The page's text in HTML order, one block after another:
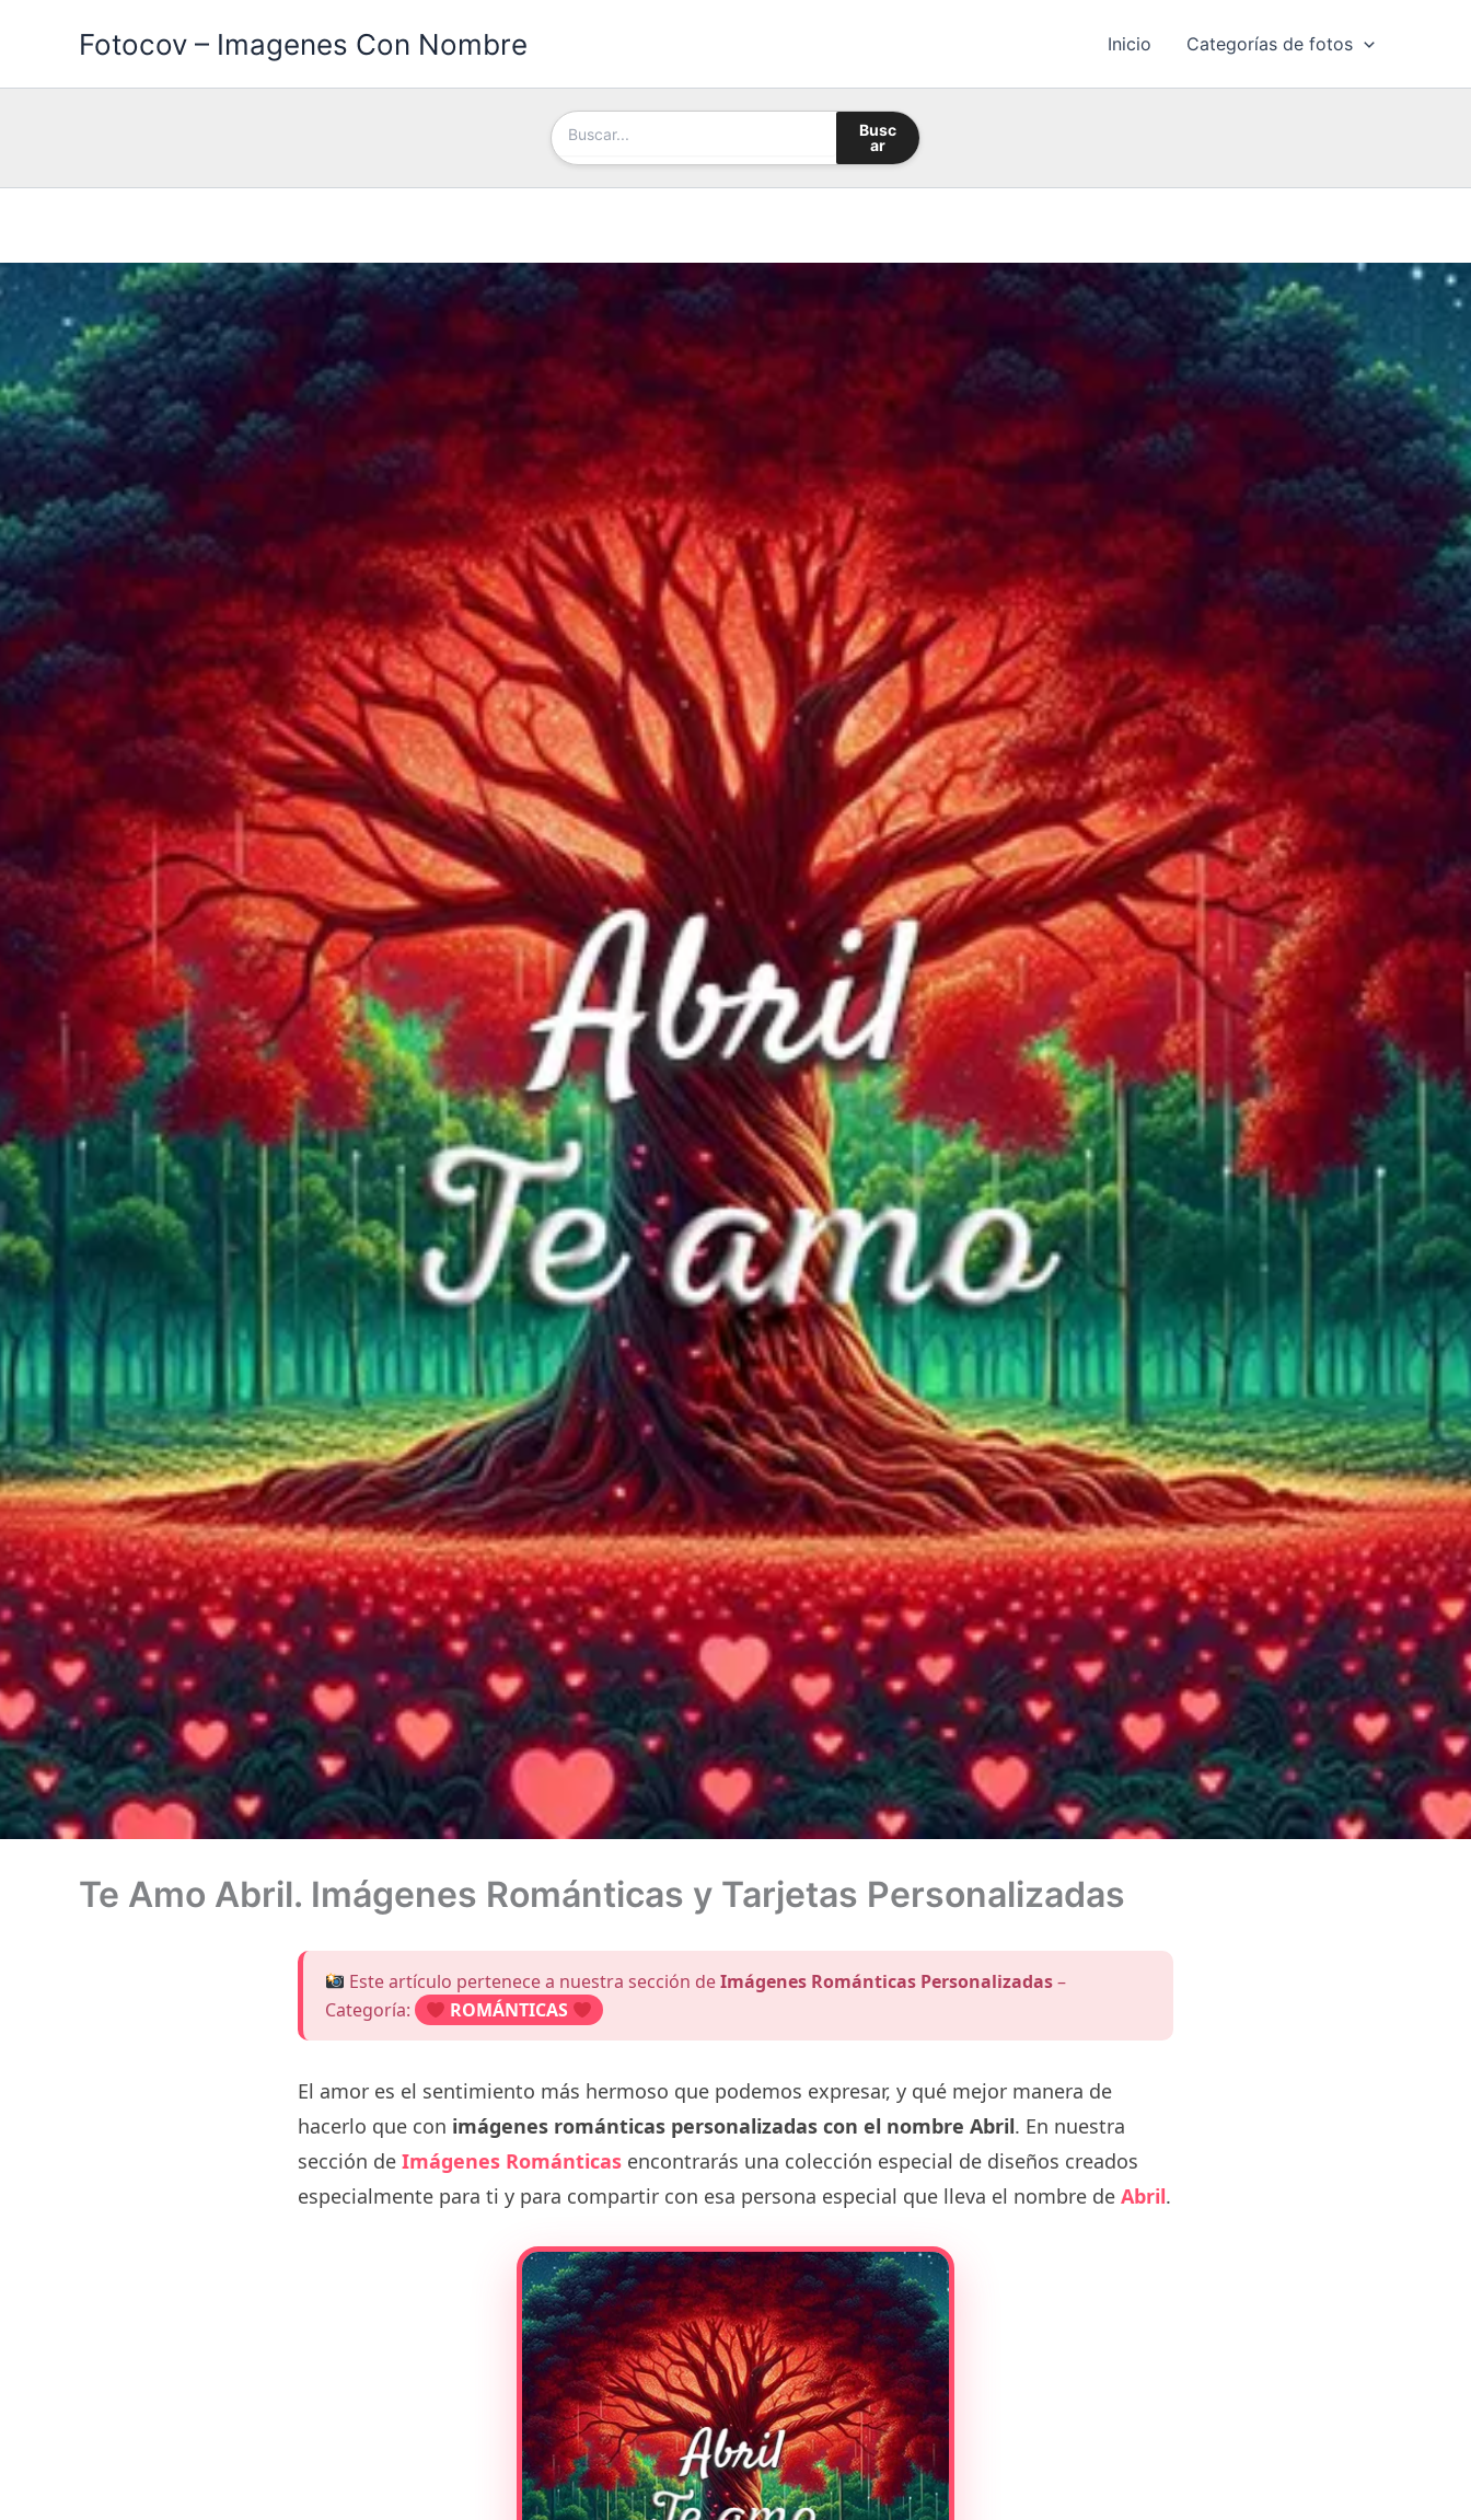
Fotocov – Imagenes Con Nombre Inicio Categorías de fotos
Busc
ar
Te Amo Abril. Imágenes Románticas y Tarjetas Personalizadas
Este artículo pertenece a nuestra sección deImágenes Románticas Personalizadas–
Categoría:
ROMÁNTICAS
El amor es el sentimiento más hermoso que podemos expresar, y qué mejor manera de
hacerlo que con imágenes románticas personalizadas con el nombre Abril. En nuestra
sección de Imágenes Románticas encontrarás una colección especial de diseños creados
especialmente para ti y para compartir con esa persona especial que lleva el nombre de Abril.